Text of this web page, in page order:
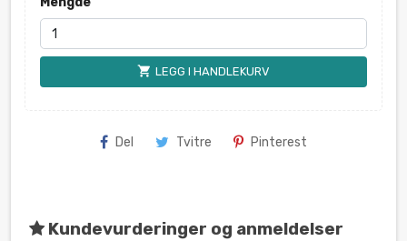
shopping_cart LEGG I HANDLEKURV
Del Tvitre Pinterest
Kundevurderinger og anmeldelser